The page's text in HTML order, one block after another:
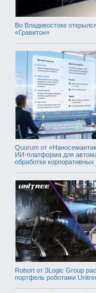
Во Владивостоке
«Гравитон»
Quorum от
ИИ-платформа для
обработки корпоративных
Robort от 3Logic Group
портфель роботами